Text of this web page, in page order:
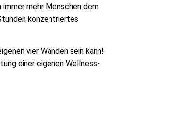
mehr Menschen dem
konzentriertes
vier Wänden sein kann!
einer eigenen Wellness-